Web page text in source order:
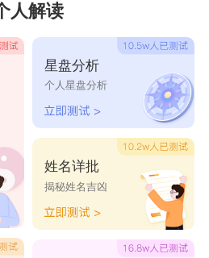
人解读
星盘分析
个人星盘分析
姓名详批
揭秘姓名吉凶